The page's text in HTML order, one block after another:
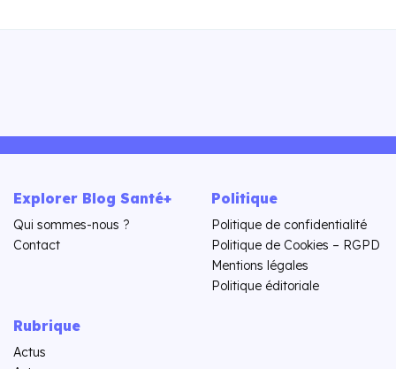
Explorer Blog Santé+
Qui sommes-nous ?
Contact
Politique
Politique de confidentialité
Politique de Cookies – RGPD
Mentions légales
Politique éditoriale
Rubrique
Actus